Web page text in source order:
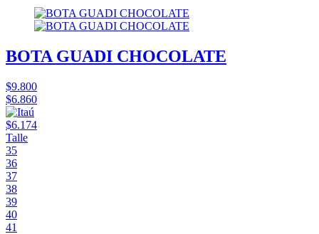
BOTA GUADI CHOCOLATE
$9.800
$6.860
$6.174
Talle
35
36
37
38
39
40
41